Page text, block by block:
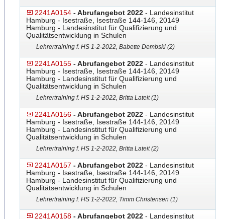
2241A0154 - Abrufangebot 2022 - Landesinstitut
Hamburg - Isestraße, Isestraße 144-146, 20149
Hamburg - Landesinstitut für Qualifizierung und
Qualitätsentwicklung in Schulen
Lehrertraining f. HS 1-2-2022, Babette Dembski (2)
2241A0155 - Abrufangebot 2022 - Landesinstitut
Hamburg - Isestraße, Isestraße 144-146, 20149
Hamburg - Landesinstitut für Qualifizierung und
Qualitätsentwicklung in Schulen
Lehrertraining f. HS 1-2-2022, Britta Lateit (1)
2241A0156 - Abrufangebot 2022 - Landesinstitut
Hamburg - Isestraße, Isestraße 144-146, 20149
Hamburg - Landesinstitut für Qualifizierung und
Qualitätsentwicklung in Schulen
Lehrertraining f. HS 1-2-2022, Britta Lateit (2)
2241A0157 - Abrufangebot 2022 - Landesinstitut
Hamburg - Isestraße, Isestraße 144-146, 20149
Hamburg - Landesinstitut für Qualifizierung und
Qualitätsentwicklung in Schulen
Lehrertraining f. HS 1-2-2022, Timm Christensen (1)
2241A0158 - Abrufangebot 2022 - Landesinstitut